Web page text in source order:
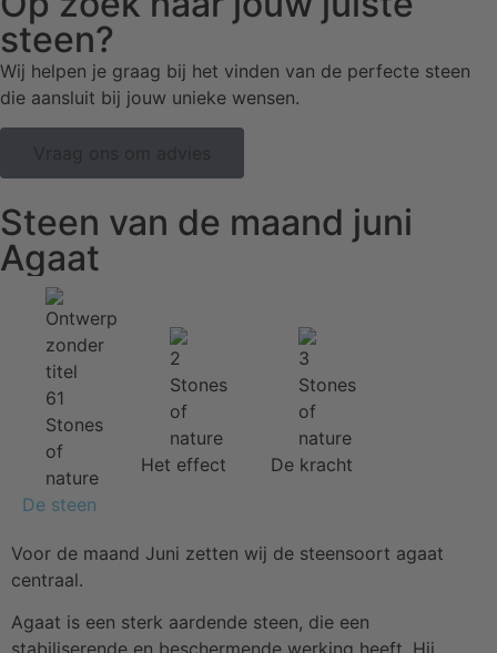
steen?
Wij helpen je graag bij het vinden van de perfecte steen
die aansluit bij jouw unieke wensen.
Vraag ons om advies
Steen van de maand juni
Agaat
De steen
Het effect De kracht
Voor de maand Juni zetten wij de steensoort agaat
centraal.
Agaat is een sterk aardende steen, die een